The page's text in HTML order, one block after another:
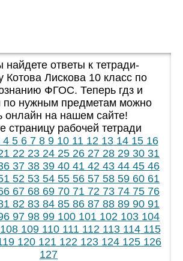
ответы к тетради-
Котова Лискова 10 класс по
ФГОС. Теперь гдз и
по нужным предметам можно
онлайн на нашем сайте!
страницу рабочей тетради
45678910111213141516
22 23 24 25 26 27 28 29 30 31
37 38 39 40 41 42 43 44 45 46
52 53 54 55 56 57 58 59 60 61
67 68 69 70 71 72 73 74 75 76
82 83 84 85 86 87 88 89 90 91
97 98 99 100 101 102 103 104
109110111112113114115
120 121 122 123 124 125 126
127